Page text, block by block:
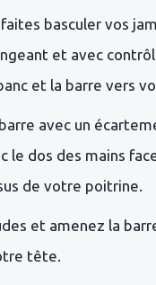
basculer vos
et avec
et la barre vers
avec un
le dos des mains
de votre poitrine.
et amenez la
tête.